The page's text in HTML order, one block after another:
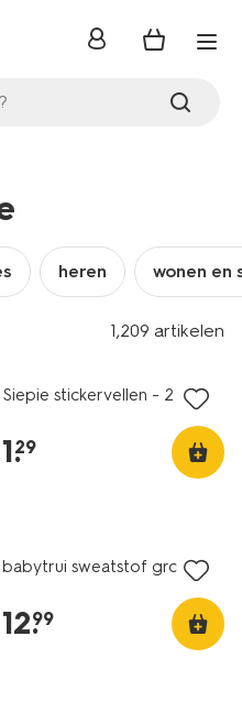
inloggen
heren wonen en
1,209 artikelen
Siepie stickervellen - 2 stuks
1.
29
babytrui sweatstof groen
12.
99